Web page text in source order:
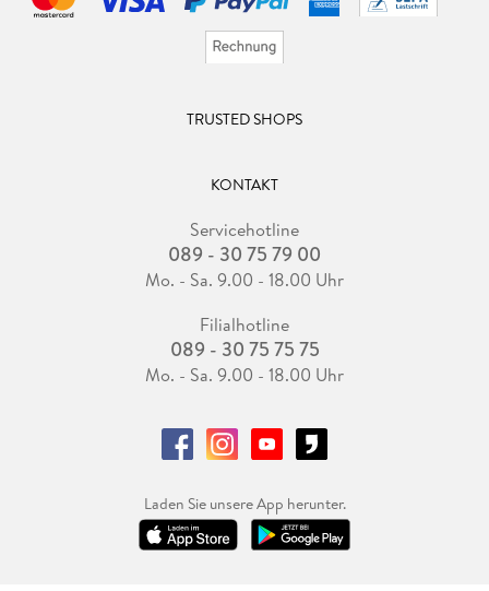
TRUSTED SHOPS
KONTAKT
Servicehotline
089 - 30 75 79 00
Mo. - Sa. 9.00 - 18.00 Uhr
Filialhotline
089 - 30 75 75 75
Mo. - Sa. 9.00 - 18.00 Uhr
Laden Sie unsere App herunter.